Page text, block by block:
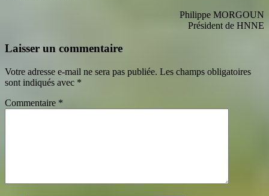
Philippe MORGOUN
Président de HNNE
Laisser un commentaire
Votre adresse e-mail ne sera pas publiée. Les champs obligatoires
sont indiqués avec *
Commentaire *